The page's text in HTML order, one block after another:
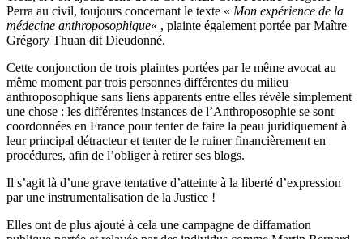
Perra au civil, toujours concernant le texte « Mon expérience de la
médecine anthroposophique« , plainte également portée par Maître
Grégory Thuan dit Dieudonné.
Cette conjonction de trois plaintes portées par le même avocat au
même moment par trois personnes différentes du milieu
anthroposophique sans liens apparents entre elles révèle simplement
une chose : les différentes instances de l’Anthroposophie se sont
coordonnées en France pour tenter de faire la peau juridiquement à
leur principal détracteur et tenter de le ruiner financièrement en
procédures, afin de l’obliger à retirer ses blogs.
Il s’agit là d’une grave tentative d’atteinte à la liberté d’expression
par une instrumentalisation de la Justice !
Elles ont de plus ajouté à cela une campagne de diffamation